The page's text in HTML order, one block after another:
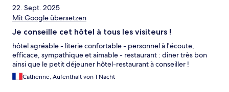
22. Sept. 2025
Mit Google übersetzen
Je conseille cet hôtel à tous les visiteurs !
hôtel agréable - literie confortable - personnel à l'écoute,
efficace, sympathique et aimable - restaurant : diner très bon
ainsi que le petit déjeuner hôtel-restaurant à conseiller !
Catherine, Aufenthalt von 1 Nacht